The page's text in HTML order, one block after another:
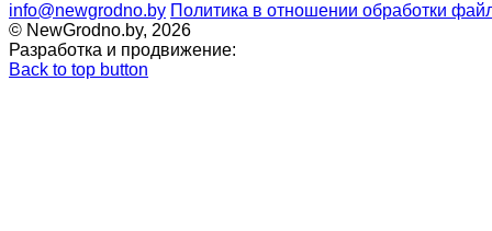
info@newgrodno.by Политика в отношении обработки
© NewGrodno.by, 2026
Разработка и продвижение:
Back to top button